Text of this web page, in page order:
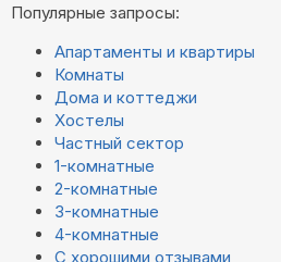
Популярные запросы:
Апартаменты и квартиры
Комнаты
Дома и коттеджи
Хостелы
Частный сектор
1-комнатные
2-комнатные
3-комнатные
4-комнатные
С хорошими отзывами